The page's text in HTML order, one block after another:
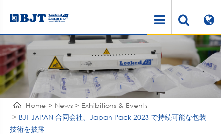
Home News
Exhibitions & Events
BJT JAPAN 合同会社、Japan Pack 2023 で持続可能な包装
技術を披露